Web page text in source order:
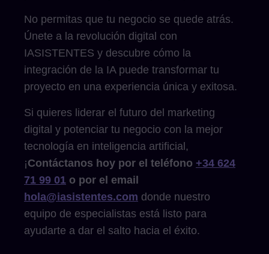
No permitas que tu negocio se quede atrás.
Únete a la revolución digital con
IASISTENTES y descubre cómo la
integración de la IA puede transformar tu
proyecto en una experiencia única y exitosa.
Si quieres liderar el futuro del marketing
digital y potenciar tu negocio con la mejor
tecnología en inteligencia artificial,
¡Contáctanos hoy por el teléfono +34 624
71 99 01 o por el email
hola@iasistentes.com donde nuestro
equipo de especialistas está listo para
ayudarte a dar el salto hacia el éxito.